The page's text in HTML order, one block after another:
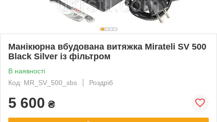
Манікюрна вбудована витяжка Mirateli SV 500
Black Silver із фільтром
В наявності
Код: MR_SV_500_sbs
Роздріб
5 600 ₴